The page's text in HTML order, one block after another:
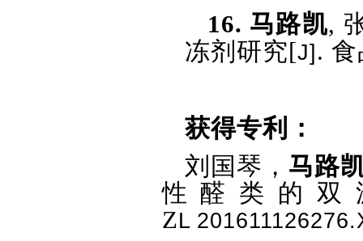
16. 马路凯,
冻剂研究[J].
获得专利：
刘国琴， 马路
性醛类的双
ZL